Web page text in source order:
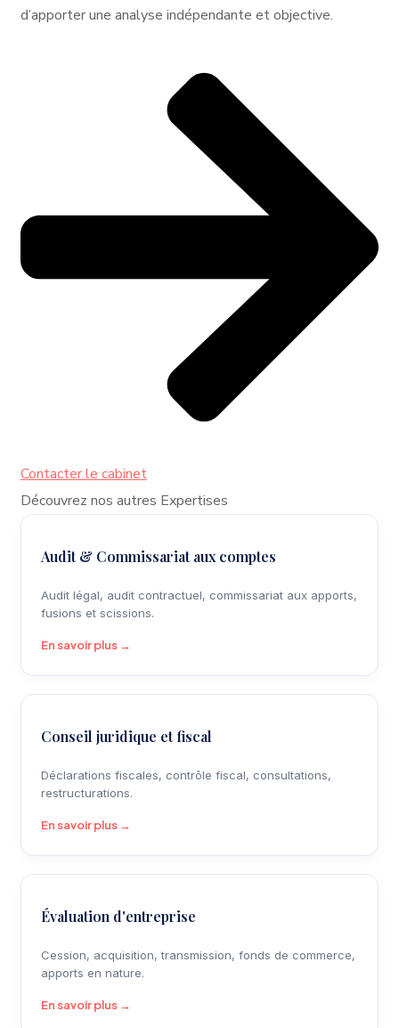
d’apporter une analyse indépendante et objective.
Contacter le cabinet
Découvrez nos autres Expertises
Audit & Commissariat aux comptes
Audit légal, audit contractuel, commissariat aux apports,
fusions et scissions.
En savoir plus →
Conseil juridique et fiscal
Déclarations fiscales, contrôle fiscal, consultations,
restructurations.
En savoir plus →
Évaluation d'entreprise
Cession, acquisition, transmission, fonds de commerce,
apports en nature.
En savoir plus →